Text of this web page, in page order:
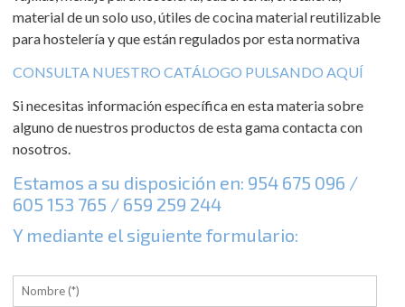
material de un solo uso, útiles de cocina material reutilizable
para hostelería y que están regulados por esta normativa
CONSULTA NUESTRO CATÁLOGO PULSANDO AQUÍ
Si necesitas información específica en esta materia sobre
alguno de nuestros productos de esta gama contacta con
nosotros.
Estamos a su disposición en: 954 675 096 /
605 153 765 / 659 259 244
Y mediante el siguiente formulario: